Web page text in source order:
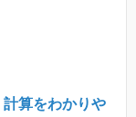
算をわかりや